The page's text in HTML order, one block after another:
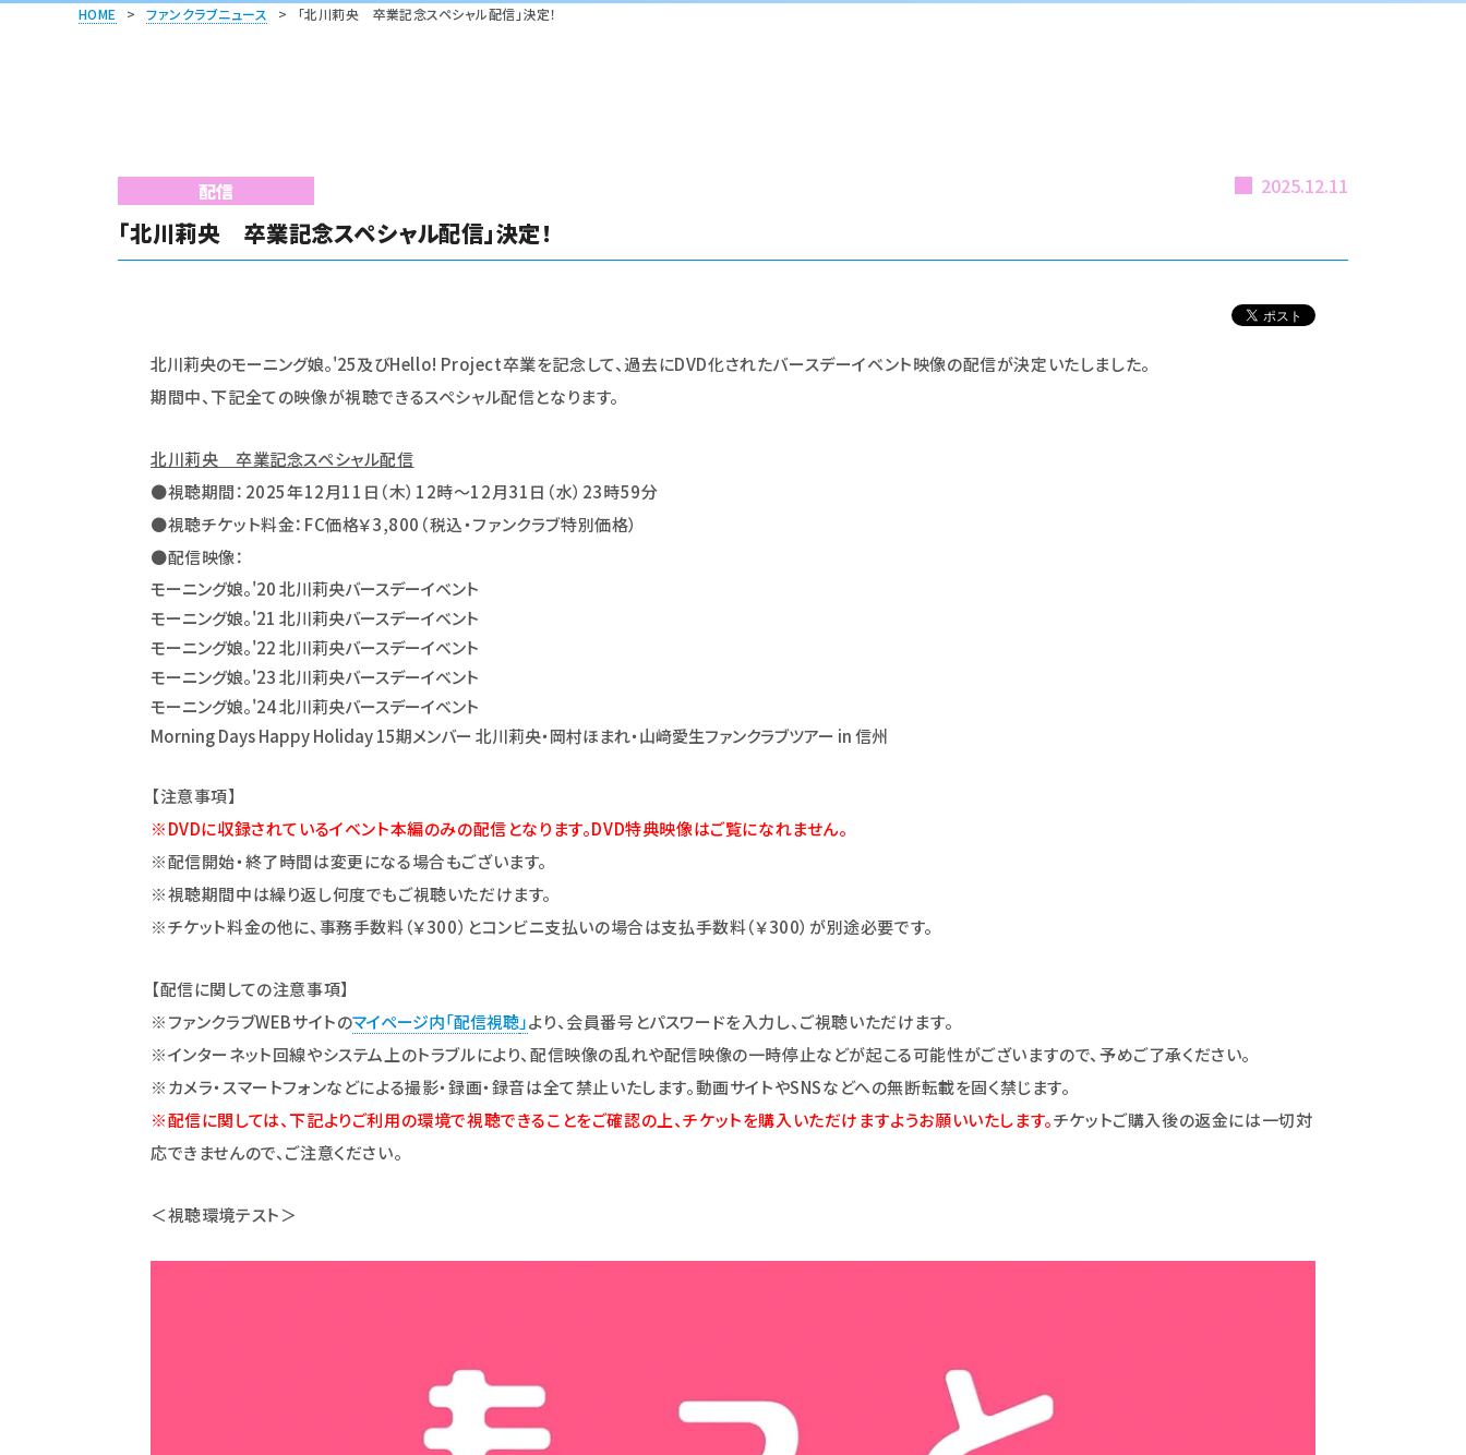
HOME > ファンクラブニュース > 「北川莉央 卒業記念スペシャル配信」決定！
配信 2025.12.11
「北川莉央 卒業記念スペシャル配信」決定！
北川莉央のモーニング娘。'25及びHello! Project卒業を記念して、過去にDVD化されたバースデーイベント映像の配信が決定いたしました。
期間中、下記全ての映像が視聴できるスペシャル配信となります。
北川莉央 卒業記念スペシャル配信
●視聴期間：2025年12月11日（木）12時～12月31日（水）23時59分
●視聴チケット料金：FC価格￥3,800（税込・ファンクラブ特別価格）
●配信映像：
モーニング娘。'20 北川莉央バースデーイベント
モーニング娘。'21 北川莉央バースデーイベント
モーニング娘。'22 北川莉央バースデーイベント
モーニング娘。'23 北川莉央バースデーイベント
モーニング娘。'24 北川莉央バースデーイベント
Morning Days Happy Holiday 15期メンバー 北川莉央・岡村ほまれ・山﨑愛生ファンクラブツアー in 信州
【注意事項】
※DVDに収録されているイベント本編のみの配信となります。DVD特典映像はご覧になれません。
※配信開始・終了時間は変更になる場合もございます。
※視聴期間中は繰り返し何度でもご視聴いただけます。
※チケット料金の他に、事務手数料（￥300）とコンビニ支払いの場合は支払手数料（￥300）が別途必要です。
【配信に関しての注意事項】
※ファンクラブWEBサイトのマイページ内「配信視聴」より、会員番号とパスワードを入力し、ご視聴いただけます。
※インターネット回線やシステム上のトラブルにより、配信映像の乱れや配信映像の一時停止などが起こる可能性がございますので、予めご了承ください。
※カメラ・スマートフォンなどによる撮影・録画・録音は全て禁止いたします。動画サイトやSNSなどへの無断転載を固く禁じます。
※配信に関しては、下記よりご利用の環境で視聴できることをご確認の上、チケットを購入いただけますようお願いいたします。チケットご購入後の返金には一切対
応できませんので、ご注意ください。
＜視聴環境テスト＞